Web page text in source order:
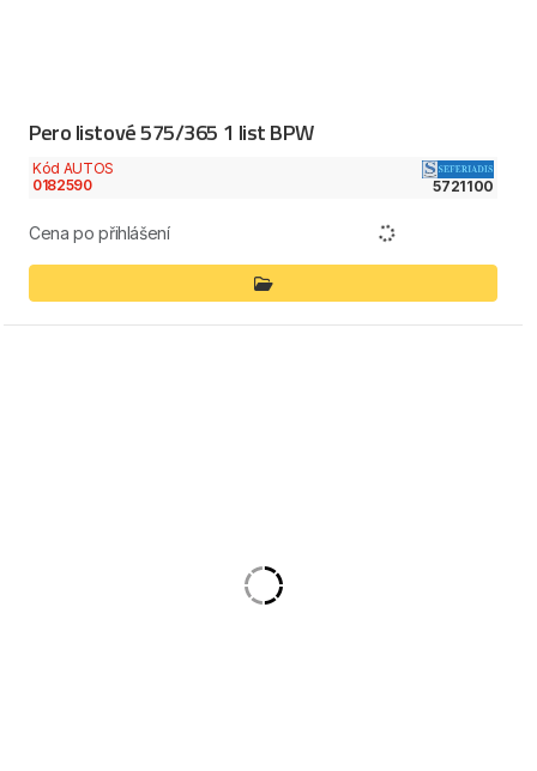
Pero listové 575/365 1 list BPW
Kód AUTOS
0182590
5721100
Cena po přihlášení